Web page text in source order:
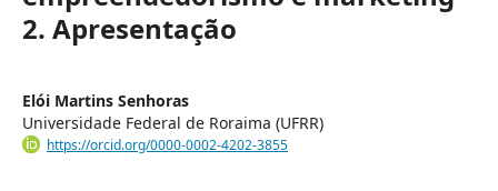
2. Apresentação
Elói Martins Senhoras
Universidade Federal de Roraima (UFRR)
https://orcid.org/0000-0002-4202-3855